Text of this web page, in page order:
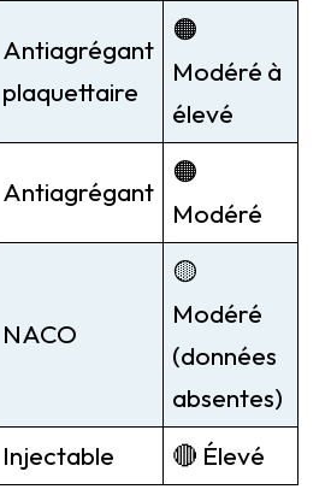
Antiagrégant
plaquettaire
🟠
Modéré à
élevé
Antiagrégant
🟠
Modéré
NACO
🟡
Modéré
(données
absentes)
Injectable 🔴 Élevé